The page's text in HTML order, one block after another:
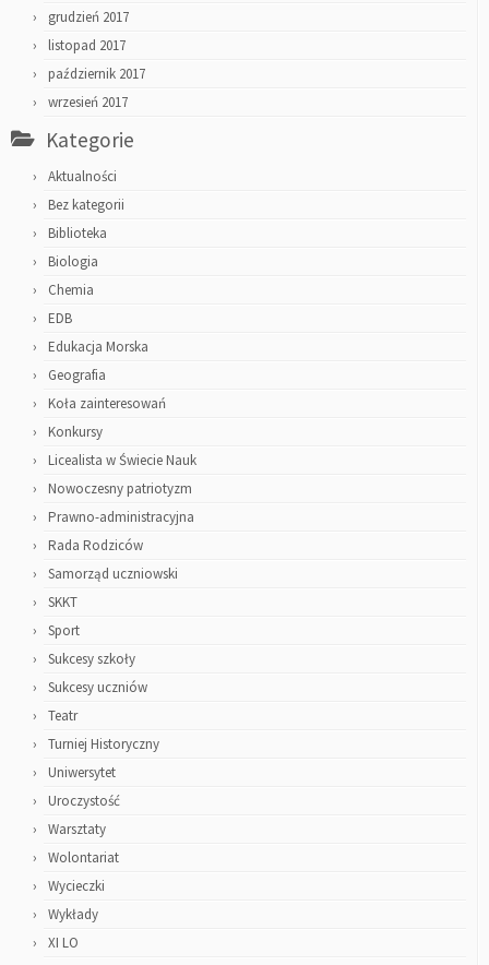
grudzień 2017
listopad 2017
październik 2017
wrzesień 2017
Kategorie
Aktualności
Bez kategorii
Biblioteka
Biologia
Chemia
EDB
Edukacja Morska
Geografia
Koła zainteresowań
Konkursy
Licealista w Świecie Nauk
Nowoczesny patriotyzm
Prawno-administracyjna
Rada Rodziców
Samorząd uczniowski
SKKT
Sport
Sukcesy szkoły
Sukcesy uczniów
Teatr
Turniej Historyczny
Uniwersytet
Uroczystość
Warsztaty
Wolontariat
Wycieczki
Wykłady
XI LO